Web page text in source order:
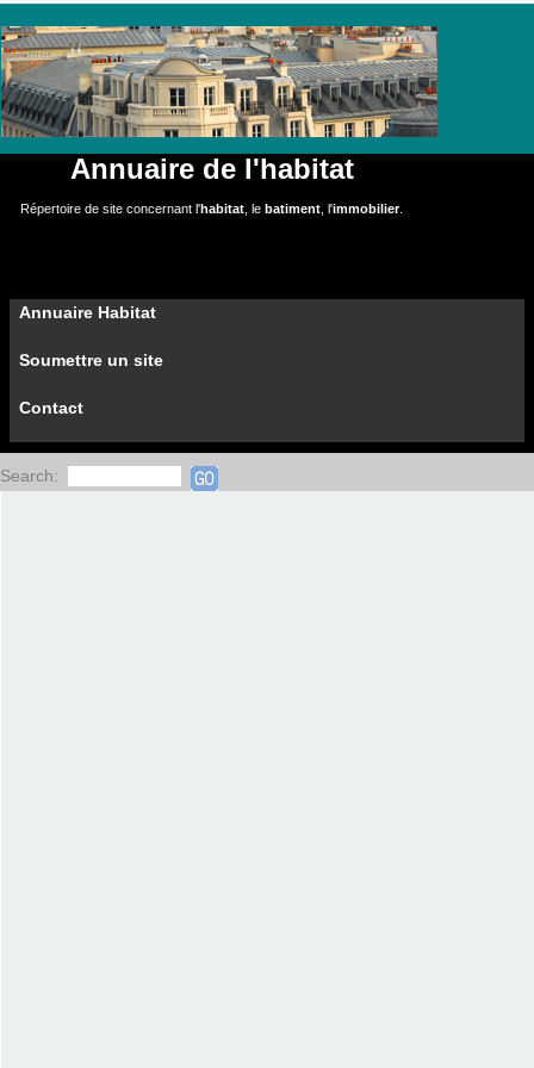
Annuaire de l'habitat
Répertoire de site concernant l'habitat , le batiment , l'immobilier.
Annuaire Habitat
Soumettre un site
Contact
Search: